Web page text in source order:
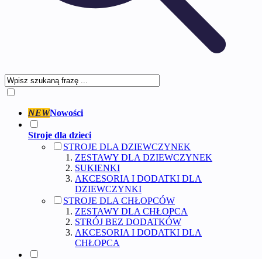
NEWNowości
Stroje dla dzieci
STROJE DLA DZIEWCZYNEK
ZESTAWY DLA DZIEWCZYNEK
SUKIENKI
AKCESORIA I DODATKI DLA
DZIEWCZYNKI
STROJE DLA CHŁOPCÓW
ZESTAWY DLA CHŁOPCA
STRÓJ BEZ DODATKÓW
AKCESORIA I DODATKI DLA
CHŁOPCA